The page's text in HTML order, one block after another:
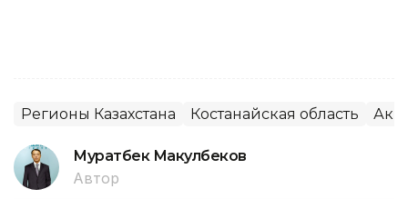
Регионы Казахстана Костанайская область
Муратбек Макулбеков
Автор